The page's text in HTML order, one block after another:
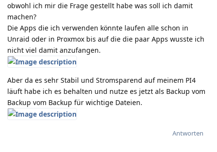
obwohl ich mir die Frage gestellt habe was soll ich damit
machen?
Die Apps die ich verwenden könnte laufen alle schon in
Unraid oder in Proxmox bis auf die die paar Apps wusste ich
nicht viel damit anzufangen.
Aber da es sehr Stabil und Stromsparend auf meinem PI4
läuft habe ich es behalten und nutze es jetzt als Backup vom
Backup vom Backup für wichtige Dateien.
Antworten